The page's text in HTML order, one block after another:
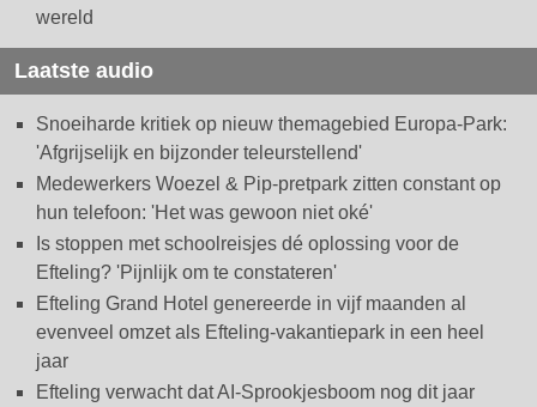
wereld
Laatste audio
Snoeiharde kritiek op nieuw themagebied Europa-Park:
'Afgrijselijk en bijzonder teleurstellend'
Medewerkers Woezel & Pip-pretpark zitten constant op
hun telefoon: 'Het was gewoon niet oké'
Is stoppen met schoolreisjes dé oplossing voor de
Efteling? 'Pijnlijk om te constateren'
Efteling Grand Hotel genereerde in vijf maanden al
evenveel omzet als Efteling-vakantiepark in een heel
jaar
Efteling verwacht dat AI-Sprookjesboom nog dit jaar